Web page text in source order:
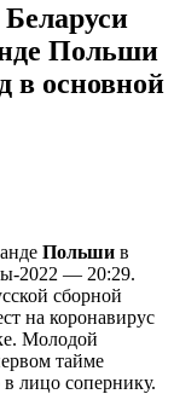
Польши
в основной
Польши в
2022 — 20:29.
сборной
на коронавирус
Молодой
тайме
лицо сопернику.